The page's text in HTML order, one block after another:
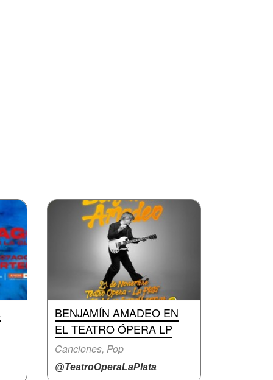
BENJAMÍN AMADEO EN
EL TEATRO ÓPERA LP
Canciones, Pop
@TeatroOperaLaPlata